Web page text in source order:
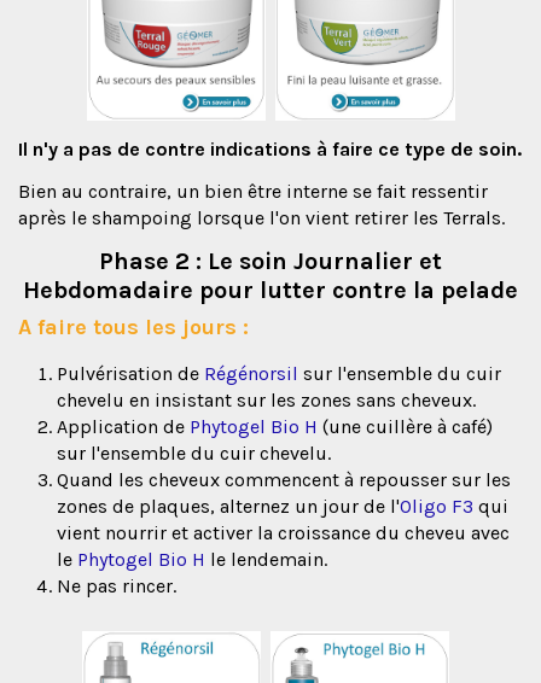
Il n'y a pas de contre indications à faire ce type de soin.
Bien au contraire, un bien être interne se fait ressentir
après le shampoing lorsque l'on vient retirer les Terrals.
Phase 2 : Le soin Journalier et
Hebdomadaire pour lutter contre la pelade
A faire tous les jours :
Pulvérisation de Régénorsil sur l'ensemble du cuir
chevelu en insistant sur les zones sans cheveux.
Application de Phytogel Bio H (une cuillère à café)
sur l'ensemble du cuir chevelu.
Quand les cheveux commencent à repousser sur les
zones de plaques, alternez un jour de l'Oligo F3 qui
vient nourrir et activer la croissance du cheveu avec
le Phytogel Bio H le lendemain.
Ne pas rincer.